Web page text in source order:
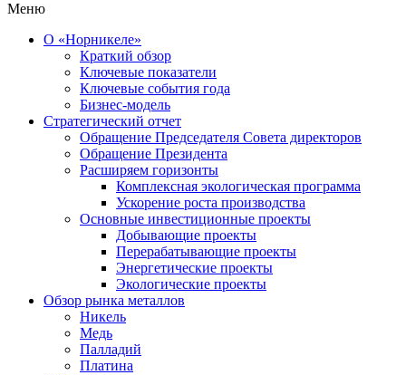
Меню
О «Норникеле»
Краткий обзор
Ключевые показатели
Ключевые события года
Бизнес-модель
Стратегический отчет
Обращение Председателя Совета директоров
Обращение Президента
Расширяем горизонты
Комплексная экологическая программа
Ускорение роста производства
Основные инвестиционные проекты
Добывающие проекты
Перерабатывающие проекты
Энергетические проекты
Экологические проекты
Обзор рынка металлов
Никель
Медь
Палладий
Платина